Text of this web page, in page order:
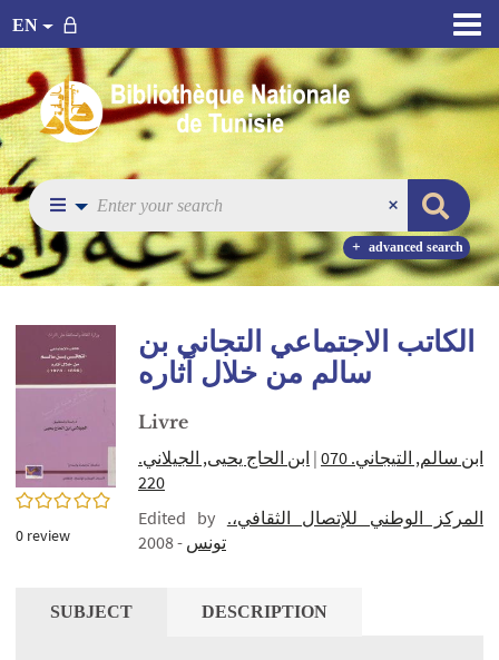
EN
advanced search
0/5
0 review
الكاتب الاجتماعي التجاني بن
سالم من خلال آثاره
Livre
ابن سالم, التيجاني. 070
| ابن الحاج يحيى, الجيلاني.
220
Edited by المركز الوطني للإتصال الثقافي،.
تونس - 2008
SUBJECT DESCRIPTION